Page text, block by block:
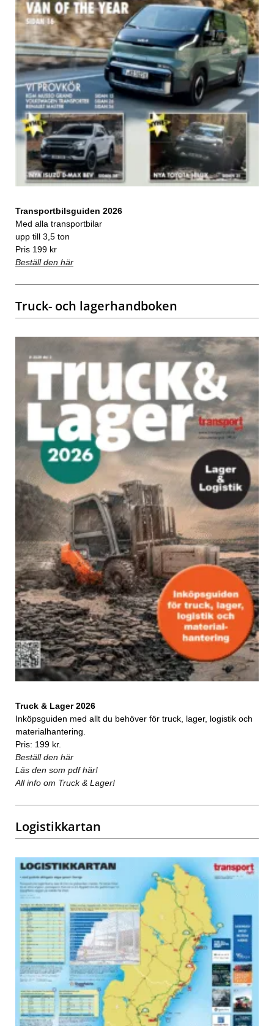
Transportbilsguiden 2026
Med alla transportbilar
upp till 3,5 ton
Pris 199 kr
Beställ den här
Truck- och lagerhandboken
Truck & Lager 2026
Inköpsguiden med allt du behöver för truck, lager, logistik och
materialhantering.
Pris: 199 kr.
Beställ den här
Läs den som pdf här!
All info om Truck & Lager!
Logistikkartan